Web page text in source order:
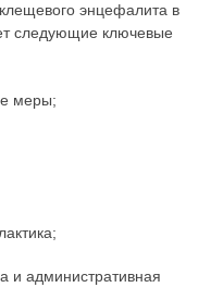
энцефалита в
следующие ключевые
меры;
и административная